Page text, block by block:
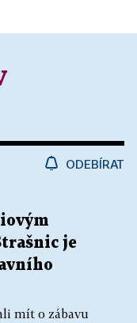
ODEBÍRAT
je
mít o zábavu